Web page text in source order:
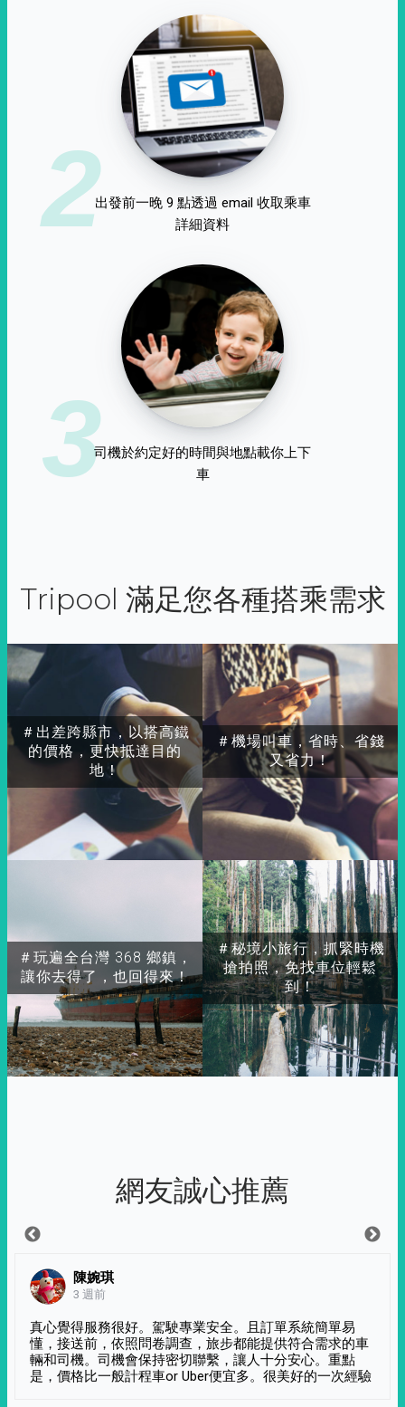
2出發前一晚 9 點透過 email 收取乘車
詳細資料
3司機於約定好的時間與地點載你上下
車
Tripool 滿足您各種搭乘需求
＃出差跨縣市，以搭高鐵
的價格，更快抵達目的
地！
＃玩遍全台灣 368 鄉鎮，
讓你去得了，也回得來！
＃秘境小旅行，抓緊時機
搶拍照，免找車位輕鬆
到！
＃機場叫車，省時、省錢
又省力！
網友誠心推薦
陳婉琪
3 週前
真心覺得服務很好。駕駛專業安全。且訂單系統簡單易
懂，接送前，依照問卷調查，旅步都能提供符合需求的車
輛和司機。司機會保持密切聯繫，讓人十分安心。重點
是，價格比一般計程車or Uber便宜多。很美好的一次經驗